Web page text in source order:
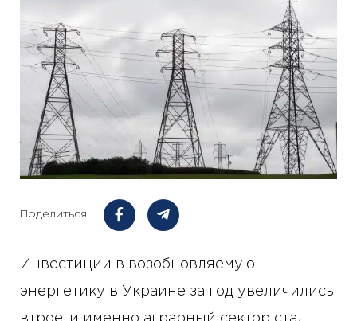
Поделиться:
Инвестиции в возобновляемую
энергетику в Украине за год увеличились
втрое, и именно аграрный сектор стал